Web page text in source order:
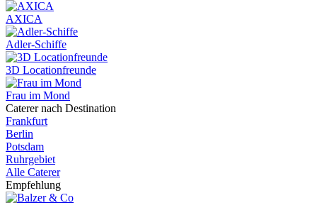
AXICA
Adler-Schiffe
3D Locationfreunde
Frau im Mond
Caterer nach Destination
Frankfurt
Berlin
Potsdam
Ruhrgebiet
Alle Caterer
Empfehlung